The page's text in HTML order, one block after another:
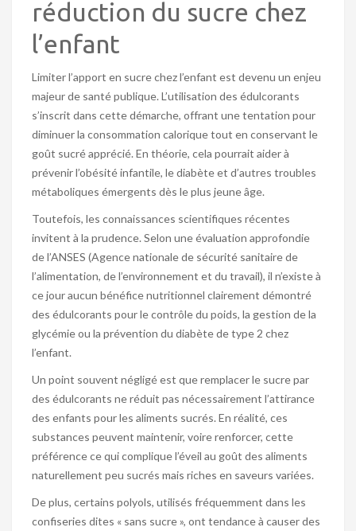
réduction du sucre chez
l’enfant
Limiter l’apport en sucre chez l’enfant est devenu un enjeu
majeur de santé publique. L’utilisation des édulcorants
s’inscrit dans cette démarche, offrant une tentation pour
diminuer la consommation calorique tout en conservant le
goût sucré apprécié. En théorie, cela pourrait aider à
prévenir l’obésité infantile, le diabète et d’autres troubles
métaboliques émergents dès le plus jeune âge.
Toutefois, les connaissances scientifiques récentes
invitent à la prudence. Selon une évaluation approfondie
de l’ANSES (Agence nationale de sécurité sanitaire de
l’alimentation, de l’environnement et du travail), il n’existe à
ce jour aucun bénéfice nutritionnel clairement démontré
des édulcorants pour le contrôle du poids, la gestion de la
glycémie ou la prévention du diabète de type 2 chez
l’enfant.
Un point souvent négligé est que remplacer le sucre par
des édulcorants ne réduit pas nécessairement l’attirance
des enfants pour les aliments sucrés. En réalité, ces
substances peuvent maintenir, voire renforcer, cette
préférence ce qui complique l’éveil au goût des aliments
naturellement peu sucrés mais riches en saveurs variées.
De plus, certains polyols, utilisés fréquemment dans les
confiseries dites « sans sucre », ont tendance à causer des